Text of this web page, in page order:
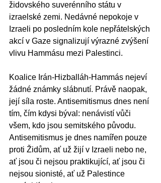
židovského suverénního státu v
izraelské zemi. Nedávné nepokoje v
Izraeli po posledním kole nepřátelských
akcí v Gaze signalizují výrazné zvýšení
vlivu Hammásu mezi Palestinci.
Koalice Irán-Hizballáh-Hammás nejeví
žádné známky slábnutí. Právě naopak,
její síla roste. Antisemitismus dnes není
tím, čím kdysi býval: nenávistí vůči
všem, kdo jsou semitského původu.
Antisemitismus je dnes namířen pouze
proti Židům, ať už žijí v Izraeli nebo ne,
ať jsou či nejsou praktikující, ať jsou či
nejsou sionisté, ať už Palestince